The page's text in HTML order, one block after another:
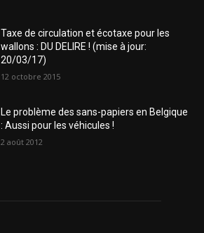
Taxe de circulation et écotaxe pour les
wallons : DU DELIRE ! (mise à jour:
20/03/17)
12 octobre 2015
Le problème des sans-papiers en Belgique
: Aussi pour les véhicules !
2 août 2012